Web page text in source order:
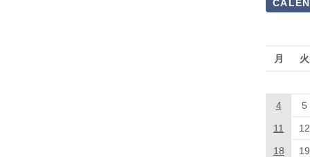
月 火
4 5
11 12
18 19